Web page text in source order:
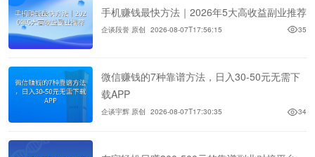
手机赚钱最快方法｜2026年5大高收益副业推荐
企谈段誉 原创 2026-08-07T17:56:15 35
微信赚钱的7种靠谱方法，日入30-50元无需下
载APP
企谈宇辉 原创 2026-08-07T17:30:35 34